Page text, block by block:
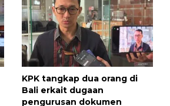
KPK tangkap dua orang di
Bali erkait dugaan
pengurusan dokumen